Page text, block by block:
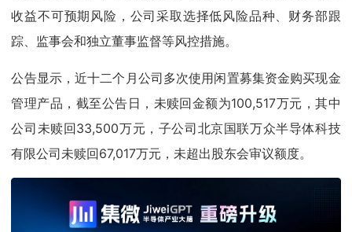
收益不可预期风险，公司采取选择低风险品种、财务部跟
踪、监事会和独立董事监督等风控措施。
公告显示，近十二个月公司多次使用闲置募集资金购买现金
管理产品，截至公告日，未赎回金额为100,517万元，其中
公司未赎回33,500万元，子公司北京国联万众半导体科技
有限公司未赎回67,017万元，未超出股东会审议额度。